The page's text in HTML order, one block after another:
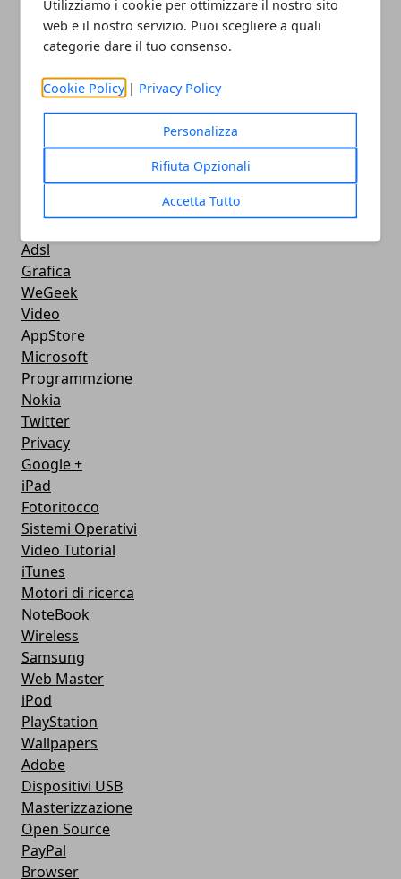
Utilizziamo i cookie per ottimizzare il nostro sito
web e il nostro servizio. Puoi scegliere a quali
categorie dare il tuo consenso.
Cookie Policy | Privacy Policy
Personalizza
Rifiuta Opzionali
Accetta Tutto
Streaming
Android
Musica
MacBook
FaceBook
Google Maps
Console
Cellulari
Adsl
Grafica
WeGeek
Video
AppStore
Microsoft
Programmzione
Nokia
Twitter
Privacy
Google +
iPad
Fotoritocco
Sistemi Operativi
Video Tutorial
iTunes
Motori di ricerca
NoteBook
Wireless
Samsung
Web Master
iPod
PlayStation
Wallpapers
Adobe
Dispositivi USB
Masterizzazione
Open Source
PayPal
Browser